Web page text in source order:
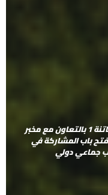
تعلن كلية العلوم الإسلامية – جامعة باتنة 1 بالتعاون مع مخبر
باب المشاركة في
جماعي دولي